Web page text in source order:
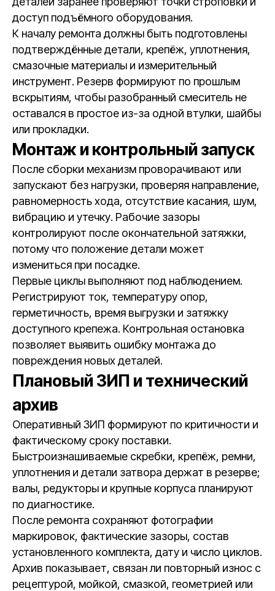
доступ подъёмного оборудования.
К началу ремонта должны быть подготовлены
подтверждённые детали, крепёж, уплотнения,
смазочные материалы и измерительный
инструмент. Резерв формируют по прошлым
вскрытиям, чтобы разобранный смеситель не
оставался в простое из-за одной втулки, шайбы
или прокладки.
Монтаж и контрольный запуск
После сборки механизм проворачивают или
запускают без нагрузки, проверяя направление,
равномерность хода, отсутствие касания, шум,
вибрацию и утечку. Рабочие зазоры
контролируют после окончательной затяжки,
потому что положение детали может
измениться при посадке.
Первые циклы выполняют под наблюдением.
Регистрируют ток, температуру опор,
герметичность, время выгрузки и затяжку
доступного крепежа. Контрольная остановка
позволяет выявить ошибку монтажа до
повреждения новых деталей.
Плановый ЗИП и технический
архив
Оперативный ЗИП формируют по критичности и
фактическому сроку поставки.
Быстроизнашиваемые скребки, крепёж, ремни,
уплотнения и детали затвора держат в резерве;
валы, редукторы и крупные корпуса планируют
по диагностике.
После ремонта сохраняют фотографии
маркировок, фактические зазоры, состав
установленного комплекта, дату и число циклов.
Архив показывает, связан ли повторный износ с
рецептурой, мойкой, смазкой, геометрией или